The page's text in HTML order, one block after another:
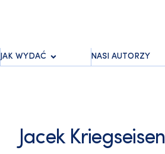
JAK WYDAĆ NASI AUTORZY
Jacek Kriegseisen